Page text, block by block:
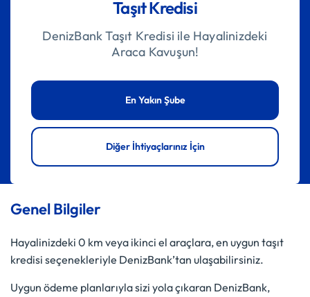
Taşıt Kredisi
DenizBank Taşıt Kredisi ile Hayalinizdeki
Araca Kavuşun!
En Yakın Şube
Diğer İhtiyaçlarınız İçin
Genel Bilgiler
Hayalinizdeki 0 km veya ikinci el araçlara, en uygun taşıt
kredisi seçenekleriyle DenizBank’tan ulaşabilirsiniz.
Uygun ödeme planlarıyla sizi yola çıkaran DenizBank,